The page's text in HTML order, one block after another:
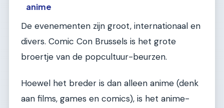
anime
De evenementen zijn groot, internationaal en
divers. Comic Con Brussels is het grote
broertje van de popcultuur-beurzen.
Hoewel het breder is dan alleen anime (denk
aan films, games en comics), is het anime-